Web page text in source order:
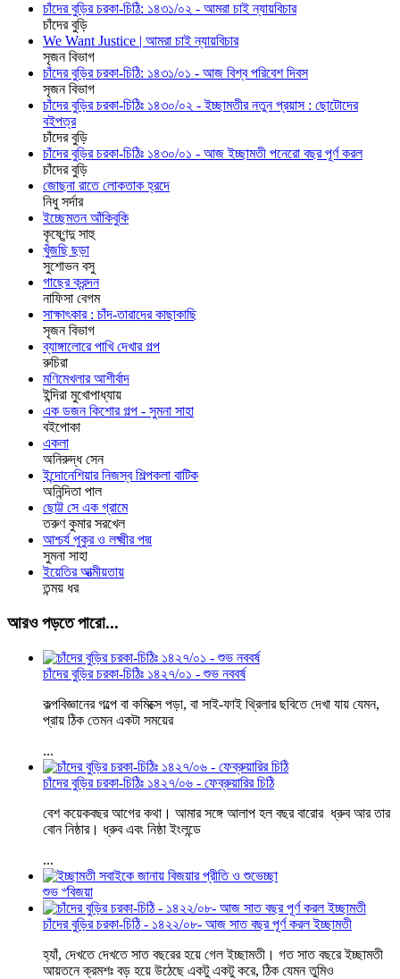
চাঁদের বুড়ির চরকা-চিঠি: ১৪৩১/০২ - আমরা চাই ন্যায়বিচার
চাঁদের বুড়ি
We Want Justice | আমরা চাই ন্যায়বিচার
সৃজন বিভাগ
চাঁদের বুড়ির চরকা-চিঠি: ১৪৩১/০১ - আজ বিশ্ব পরিবেশ দিবস
সৃজন বিভাগ
চাঁদের বুড়ির চরকা-চিঠিঃ ১৪৩০/০২ - ইচ্ছামতীর নতুন প্রয়াস : ছোটোদের
বইপত্র
চাঁদের বুড়ি
চাঁদের বুড়ির চরকা-চিঠিঃ ১৪৩০/০১ - আজ ইচ্ছামতী পনেরো বছর পূর্ণ করল
চাঁদের বুড়ি
জোছনা রাতে লোকতাক হ্রদে
নিধু সর্দার
ইচ্ছেমতন আঁকিবুকি
কৃষ্ণেন্দু সাহু
খুঁজছি ছড়া
সুশোভন বসু
গাছের ক্রন্দন
নাফিসা বেগম
সাক্ষাৎকার : চাঁদ-তারাদের কাছাকাছি
সৃজন বিভাগ
ব্যাঙ্গালোরে পাখি দেখার গল্প
রুচিরা
মণিমেখলার আশীর্বাদ
ইন্দিরা মুখোপাধ্যায়
এক ডজন কিশোর গল্প - সুমনা সাহা
বইপোকা
একলা
অনিরুদ্ধ সেন
ইন্দোনেশিয়ার নিজস্ব শিল্পকলা বাটিক
অনিন্দিতা পাল
ছোট্ট সে এক গ্রামে
তরুণ কুমার সরখেল
আশ্চর্য পুকুর ও লক্ষ্মীর পদ্ম
সুমনা সাহা
ইয়েতির আত্মীয়তায়
তন্ময় ধর
আরও পড়তে পারো...
চাঁদের বুড়ির চরকা-চিঠিঃ ১৪২৭/০১ - শুভ নববর্ষ
কল্পবিজ্ঞানের গল্পে বা কমিক্সে পড়া, বা সাই-ফাই থ্রিলার ছবিতে দেখা যায় যেমন,
প্রায় ঠিক তেমন একটা সময়ের
...
চাঁদের বুড়ির চরকা-চিঠিঃ ১৪২৭/০৬ - ফেব্রুয়ারির চিঠি
বেশ কয়েকবছর আগের কথা। আমার সঙ্গে আলাপ হল বছর বারোর ধ্রুব আর তার
বোন নিষ্ঠার। ধ্রুব এবং নিষ্ঠা ইংলন্ডে
...
শুভ ৺বিজয়া
চাঁদের বুড়ির চরকা-চিঠি - ১৪২২/০৮- আজ সাত বছর পূর্ণ করল ইচ্ছামতী
হ্যাঁ, দেখতে দেখতে সাত বছরের হয়ে গেল ইচ্ছামতী। গত সাত বছরে ইচ্ছামতী
আয়তনে ক্রমশঃ বড় হয়ে উঠেছে একটু একটু করে, ঠিক যেমন তুমিও